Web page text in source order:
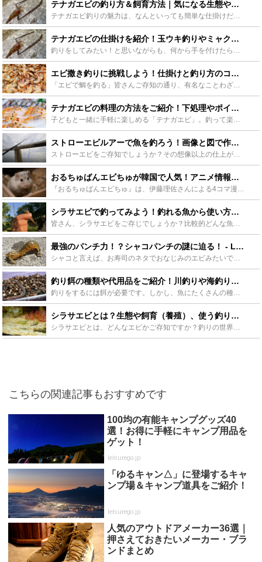
テナガエビの釣り方＆飼育方法｜気になる生態や生息地は？ - Leisurego(レジャーゴー)
テナガエビ釣りの魅力は、なんといっても簡単な仕掛けだけもって出かけられる手軽さでしょうか。しかも、ビールのつまみにもってこいで、子供と一緒に飼育を楽しむこともできること。まさに一石二鳥の釣りです。今...
テナガエビの仕掛けを紹介！玉ウキ釣りやミャク釣りも！ - Leisurego(レジャーゴー)
釣りをしてみたい！と思いながらも、何から手を付けたらいいか分からない人や、お手軽ながらも釣りの醍醐味をしっかり味わいたい方へ。テナガエビ釣りに挑戦しませんか？今回は、小物でも鋭い駆け引きを楽しませて...
エビ撒き釣りに挑戦しよう！仕掛けと釣り方のコツを大公開 - Leisurego(レジャーゴー)
「エビで鯛を釣る」皆さんご存知の通り、有名なことわざです。高価なエサを元に、もっと高価なターゲットを狙う。という意味ですよね。ハイリスク、ハイリターンなので、とてもゲーム性が高く、釣れたときの達成感...
テナガエビの料理の方法をご紹介！下処理やポイントも解説！ - Leisurego(レジャーゴー)
子どもと一緒に手軽に楽しめる「テナガエビ」。釣って楽しむだけでなく、簡単な下処理で美味しくいただける食材でもあります。そんな「テナガエビ」を美味しく食べていただける料理方法から下処理やポイントをご紹...
ストローエビルアーで魚を釣ろう！画像と図で作り方を詳しく解説！ - Leisurego(レジャーゴー)
ストローエビをご存知でしょうか？その想像以上の仕上がりのリアルさで、一部で人気のあるストローで作ったエビの作り物です。驚くことにこの作ったエビで魚が釣れるのです。このストローエビの詳しい作り方を写真...
おるちゅばんエビちゅが韓国で人気！アニメ情報やポプテピピックとの関連まで - Leisurego(レジャーゴー)
『おるちゅばんエビちゅ』は、伊藤理佐さんによる4コマ漫画作品で、後にアニメ化もされました。そんな本作ですが日本での知名度は低く、韓国でヒットしたことによって逆輸入されることに。今回は『おるちゅばんエ...
シラサエビで釣ってみよう！釣れる魚から使い方までをご紹介 - Leisurego(レジャーゴー)
皆さん、シラサエビをご存じでしょうか？比較的どんな魚でも食いつきがいいので、これを生き餌に釣りをすれば坊主にならないと言われているエビです。そんな非常に使い勝手のよいシラサエビ、本記事ではその使い方...
最強のパンチ力！？シャコパンチの謎に迫る！ - Leisurego(レジャーゴー)
シャコと言えば、お寿司のネタでおなじみのエビみたいで、少し黒っぽくてとても美味しい握り寿司のイメージがあります。シャコとエビの見た目はよく似ているように見えます。同じ甲殻類ですが、エビとはかなり遠い...
釣り餌の種類や代用品をご紹介！川釣りや海釣りに役立つポイントを押さえよう - Leisurego(レジャーゴー)
釣りをするには餌が必要です。しかし、魚にたくさんの種類があるのと同じように、餌にもたくさんの種類があるので困る人も多いのではないでしょうか。この記事ではそういった人のために釣り餌の種類とその代表例な...
シラサエビとは？生態や飼育（養殖）、使う釣りについても徹底解説！ - Leisurego(レジャーゴー)
シラサエビとは、どんなエビかご存知ですか？釣りの世界では、釣れる餌として有名なエビです。このシラサエビについて生態や特徴、釣りでの活用や注意点、さらに、捕まえ方や飼育方法、気になる養殖についても紹介...
こちらの関連記事もおすすめです
100均の有能キャンプグッズ40
選！お得に手軽にキャンプ用品を
ゲット！
leisurego.jp
「ゆるキャン△」に登場するキャ
ンプ場＆キャンプ道具をご紹介！
leisurego.jp
人気のアウトドアメーカー36選｜
押さえておきたいメーカー・ブラ
ンドまとめ